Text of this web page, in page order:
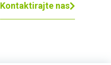
Kontaktirajte nas